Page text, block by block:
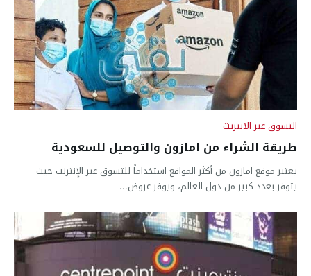
التسوق عبر الانترنت
طريقة الشراء من امازون والتوصيل للسعودية
يعتبر موقع امازون من أكثر المواقع استخداماً للتسوق عبر الإنترنت حيث
يتوفر بعدد كبير من دول العالم، ويوفر عروض...